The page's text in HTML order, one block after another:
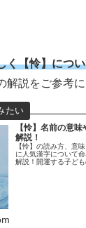
く【怜】につ
解説をご参考
【怜】名前の意
解説！
【怜】の読み方、意
に人気漢字について
解説！開運する子ど